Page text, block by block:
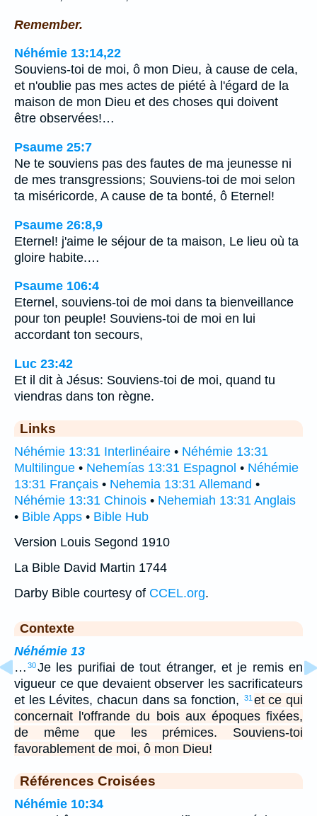
Remember.
Néhémie 13:14,22
Souviens-toi de moi, ô mon Dieu, à cause de cela,
et n'oublie pas mes actes de piété à l'égard de la
maison de mon Dieu et des choses qui doivent
être observées!…
Psaume 25:7
Ne te souviens pas des fautes de ma jeunesse ni
de mes transgressions; Souviens-toi de moi selon
ta miséricorde, A cause de ta bonté, ô Eternel!
Psaume 26:8,9
Eternel! j'aime le séjour de ta maison, Le lieu où ta
gloire habite.…
Psaume 106:4
Eternel, souviens-toi de moi dans ta bienveillance
pour ton peuple! Souviens-toi de moi en lui
accordant ton secours,
Luc 23:42
Et il dit à Jésus: Souviens-toi de moi, quand tu
viendras dans ton règne.
Links
Néhémie 13:31 Interlinéaire • Néhémie 13:31
Multilingue • Nehemías 13:31 Espagnol • Néhémie
13:31 Français • Nehemia 13:31 Allemand •
Néhémie 13:31 Chinois • Nehemiah 13:31 Anglais
• Bible Apps • Bible Hub
Version Louis Segond 1910
La Bible David Martin 1744
Darby Bible courtesy of CCEL.org.
Contexte
Néhémie 13
… 30Je les purifiai de tout étranger, et je remis en
vigueur ce que devaient observer les sacrificateurs
et les Lévites, chacun dans sa fonction,
31 et ce qui
concernait l'offrande du bois aux époques fixées,
de même que les prémices. Souviens-toi
favorablement de moi, ô mon Dieu!
Références Croisées
Néhémie 10:34